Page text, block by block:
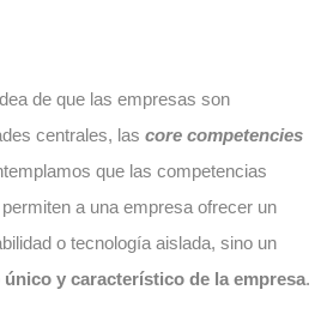
de que las empresas son
centrales, las core competencies
que las competencias
a una empresa ofrecer un
o tecnología aislada, sino un
y característico de la empresa.